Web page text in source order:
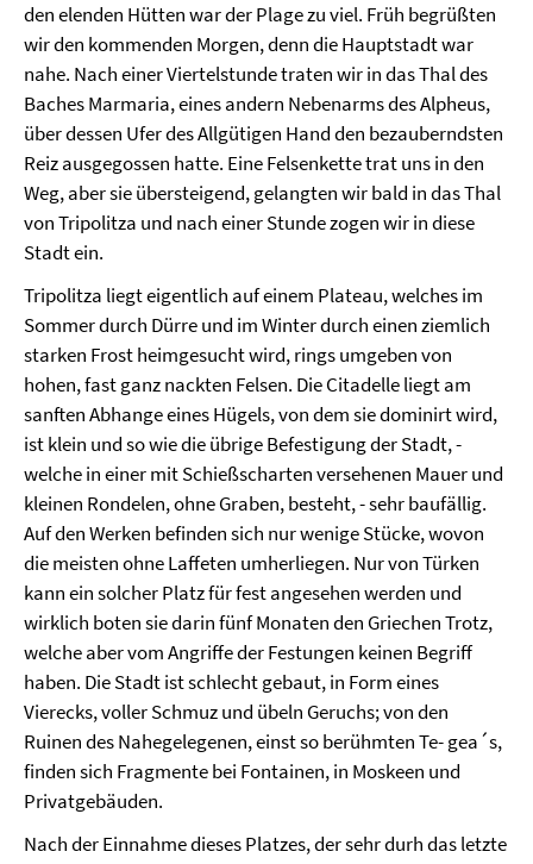
den elenden Hütten war der Plage zu viel. Früh begrüßten
wir den kommenden Morgen, denn die Hauptstadt war
nahe. Nach einer Viertelstunde traten wir in das Thal des
Baches Marmaria, eines andern Nebenarms des Alpheus,
über dessen Ufer des Allgütigen Hand den bezauberndsten
Reiz ausgegossen hatte. Eine Felsenkette trat uns in den
Weg, aber sie übersteigend, gelangten wir bald in das Thal
von Tripolitza und nach einer Stunde zogen wir in diese
Stadt ein.
Tripolitza liegt eigentlich auf einem Plateau, welches im
Sommer durch Dürre und im Winter durch einen ziemlich
starken Frost heimgesucht wird, rings umgeben von
hohen, fast ganz nackten Felsen. Die Citadelle liegt am
sanften Abhange eines Hügels, von dem sie dominirt wird,
ist klein und so wie die übrige Befestigung der Stadt, -
welche in einer mit Schießscharten versehenen Mauer und
kleinen Rondelen, ohne Graben, besteht, - sehr baufällig.
Auf den Werken befinden sich nur wenige Stücke, wovon
die meisten ohne Laffeten umherliegen. Nur von Türken
kann ein solcher Platz für fest angesehen werden und
wirklich boten sie darin fünf Monaten den Griechen Trotz,
welche aber vom Angriffe der Festungen keinen Begriff
haben. Die Stadt ist schlecht gebaut, in Form eines
Vierecks, voller Schmuz und übeln Geruchs; von den
Ruinen des Nahegelegenen, einst so berühmten Te- gea´s,
finden sich Fragmente bei Fontainen, in Moskeen und
Privatgebäuden.
Nach der Einnahme dieses Platzes, der sehr durh das letzte